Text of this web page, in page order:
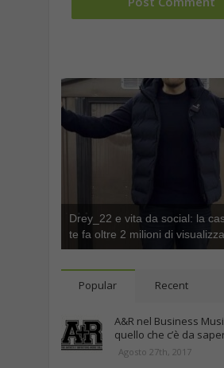
Drey_22 e vita da social: la
te fa oltre 2 milioni di
Popular Recent
A&R nel Business
quello che c’è da
Agosto 27th, 2017